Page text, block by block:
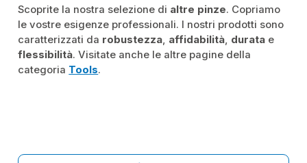
Scoprite la nostra selezione di altre pinze. Copriamo
le vostre esigenze professionali. I nostri prodotti sono
caratterizzati da robustezza, affidabilità, durata e
flessibilità. Visitate anche le altre pagine della
categoria Tools.